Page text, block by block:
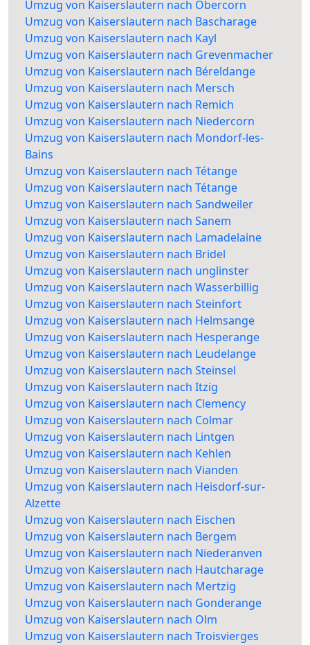
Umzug von Kaiserslautern nach Obercorn
Umzug von Kaiserslautern nach Bascharage
Umzug von Kaiserslautern nach Kayl
Umzug von Kaiserslautern nach Grevenmacher
Umzug von Kaiserslautern nach Béreldange
Umzug von Kaiserslautern nach Mersch
Umzug von Kaiserslautern nach Remich
Umzug von Kaiserslautern nach Niedercorn
Umzug von Kaiserslautern nach Mondorf-les-
Bains
Umzug von Kaiserslautern nach Tétange
Umzug von Kaiserslautern nach Tétange
Umzug von Kaiserslautern nach Sandweiler
Umzug von Kaiserslautern nach Sanem
Umzug von Kaiserslautern nach Lamadelaine
Umzug von Kaiserslautern nach Bridel
Umzug von Kaiserslautern nach unglinster
Umzug von Kaiserslautern nach Wasserbillig
Umzug von Kaiserslautern nach Steinfort
Umzug von Kaiserslautern nach Helmsange
Umzug von Kaiserslautern nach Hesperange
Umzug von Kaiserslautern nach Leudelange
Umzug von Kaiserslautern nach Steinsel
Umzug von Kaiserslautern nach Itzig
Umzug von Kaiserslautern nach Clemency
Umzug von Kaiserslautern nach Colmar
Umzug von Kaiserslautern nach Lintgen
Umzug von Kaiserslautern nach Kehlen
Umzug von Kaiserslautern nach Vianden
Umzug von Kaiserslautern nach Heisdorf-sur-
Alzette
Umzug von Kaiserslautern nach Eischen
Umzug von Kaiserslautern nach Bergem
Umzug von Kaiserslautern nach Niederanven
Umzug von Kaiserslautern nach Hautcharage
Umzug von Kaiserslautern nach Mertzig
Umzug von Kaiserslautern nach Gonderange
Umzug von Kaiserslautern nach Olm
Umzug von Kaiserslautern nach Troisvierges